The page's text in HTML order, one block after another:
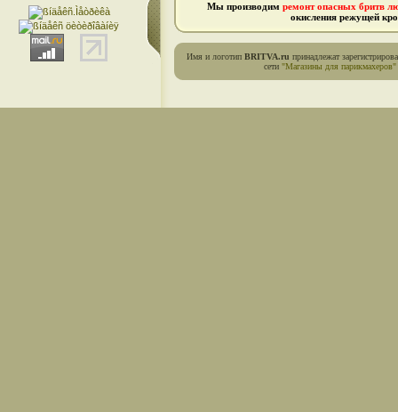
Мы производим ремонт опасных бритв
окисления режущей
Имя и логотип BRITVA.ru принадлежат
сети "Магазины для парикмахеров"